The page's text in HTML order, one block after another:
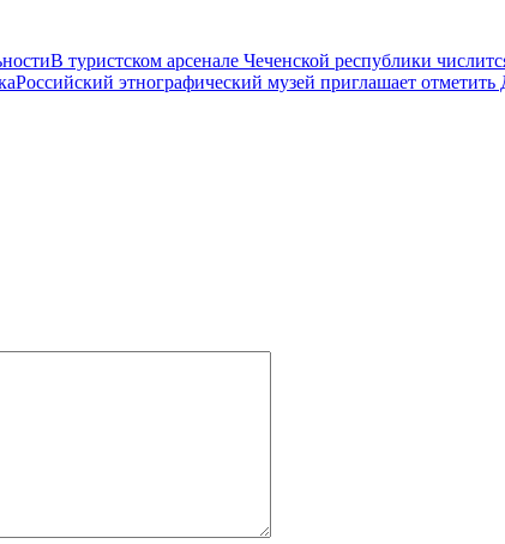
В туристском арсенале Чеченской республики
Российский этнографический музей приглашает отметить